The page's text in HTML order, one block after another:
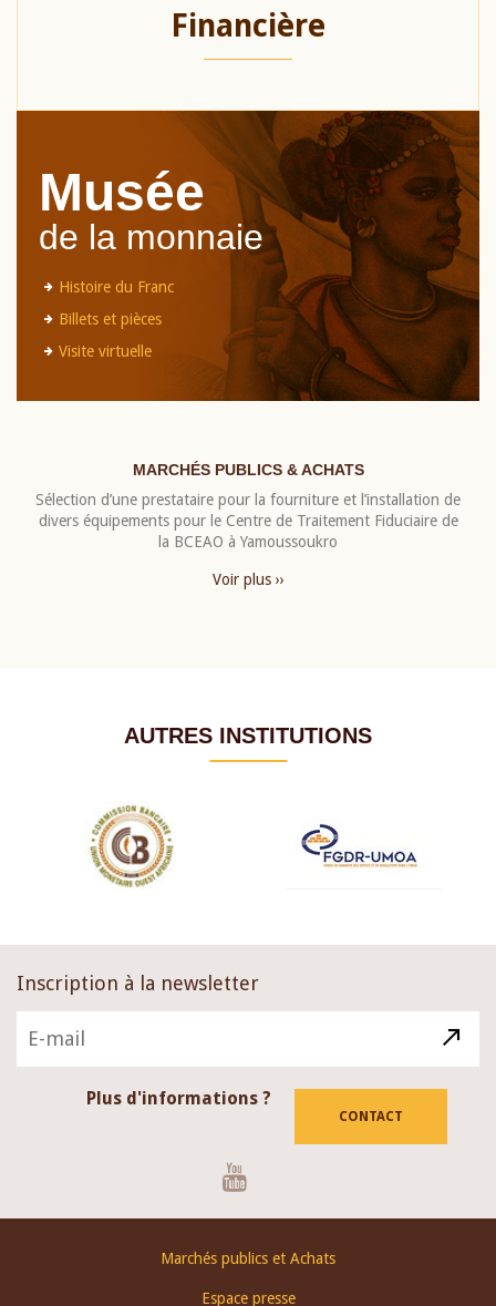
Financière
Musée
de la monnaie
Histoire du Franc
Billets et pièces
Visite virtuelle
MARCHÉS PUBLICS & ACHATS
Sélection d’une prestataire pour la fourniture et l’installation de
divers équipements pour le Centre de Traitement Fiduciaire de
la BCEAO à Yamoussoukro
Voir plus ››
AUTRES INSTITUTIONS
Inscription à la newsletter
Plus d'informations ?
CONTACT
Marchés publics et Achats
Espace presse